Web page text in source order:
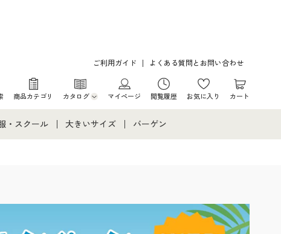
ご利用ガイド よくある質問とお問い合わせ
商品カテゴリ カタログ
カタログ・チラシからのご注文
マイページ 閲覧履歴 お気に入り カート
メント
・スクール
・学生服
大きいサイズ バーゲン